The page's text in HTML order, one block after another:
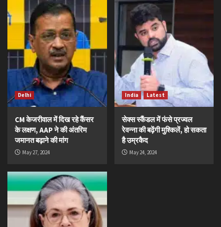
Delhi
CM केजरीवाल में दिख रहे कैंसर
के लक्षण, AAP ने की अंतरिम
जमानत बढ़ाने की मांग
May 27, 2024
India Latest
सेक्स स्कैंडल में फंसे प्रज्वल
रेवन्ना की बढ़ेंगी मुश्किलें, हो सकता
है उम्रकैद
May 24, 2024